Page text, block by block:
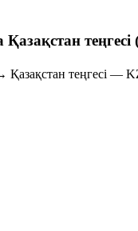
теңгесі —